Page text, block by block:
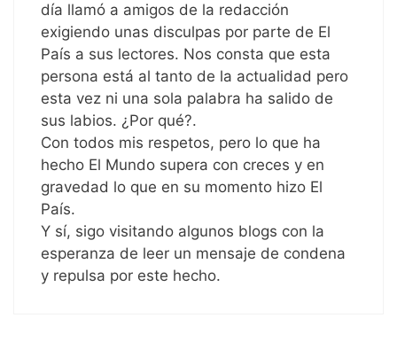
día llamó a amigos de la redacción
exigiendo unas disculpas por parte de El
País a sus lectores. Nos consta que esta
persona está al tanto de la actualidad pero
esta vez ni una sola palabra ha salido de
sus labios. ¿Por qué?.
Con todos mis respetos, pero lo que ha
hecho El Mundo supera con creces y en
gravedad lo que en su momento hizo El
País.
Y sí, sigo visitando algunos blogs con la
esperanza de leer un mensaje de condena
y repulsa por este hecho.